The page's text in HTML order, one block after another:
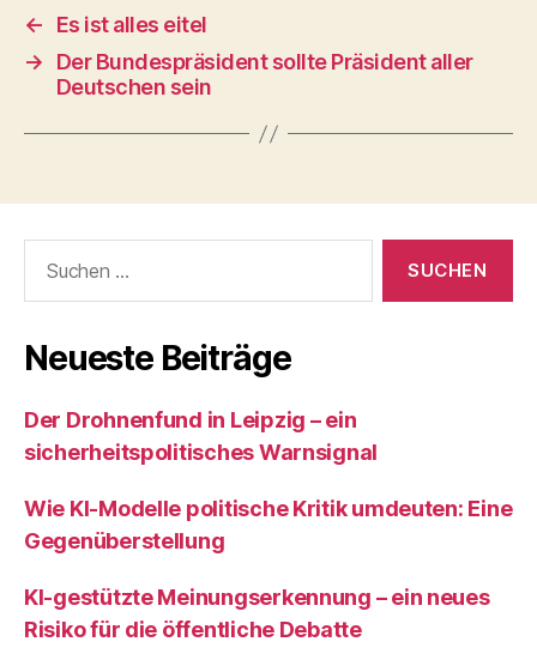
←
Es ist alles eitel
→
Der Bundespräsident sollte Präsident aller
Deutschen sein
nach:
Neueste Beiträge
Der Drohnenfund in Leipzig – ein
sicherheitspolitisches Warnsignal
Wie KI‑Modelle politische Kritik umdeuten: Eine
Gegenüberstellung
KI‑gestützte Meinungserkennung – ein neues
Risiko für die öffentliche Debatte